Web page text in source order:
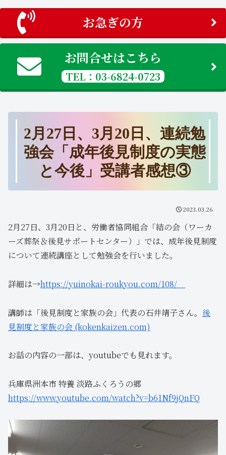
お急ぎの方
お問合せはこちら
TEL：03-6824-0723
2月27日、3月20日、連続勉
強会「成年後見制度の実態
と今後」受講者感想③
2023.03.26
2月27日、3月20日と、労働者協同組合「結の会（ワーカ
ーズ葬祭＆後見サポートセンター）」では、成年後見制度
について連続講座として勉強会を行いました。
詳細は→https://yuinokai-roukyou.com/108/
講師は「後見制度と家族の会」代表の石井靖子さん。 後
見制度と家族の会 (kokenkaizen.com)
お話の内容の一部は、youtubeでも見れます。
兵庫県洲本市 特養 淡路ふくろうの郷
https://www.youtube.com/watch?v=b61Nf9jQnFQ